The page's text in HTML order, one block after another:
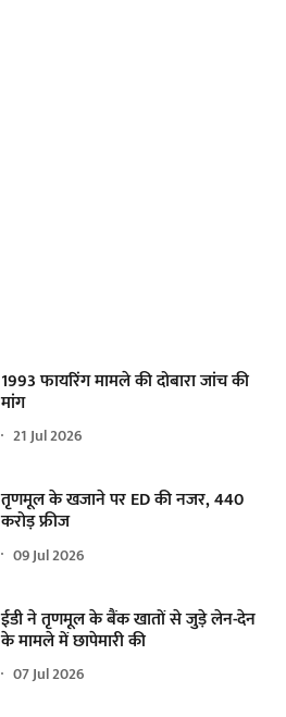
1993 फायरिंग मामले की दोबारा जांच की
मांग
21 Jul 2026
तृणमूल के खजाने पर ED की नजर, 440
करोड़ फ्रीज
09 Jul 2026
ईडी ने तृणमूल के बैंक खातों से जुड़े लेन-देन
के मामले में छापेमारी की
07 Jul 2026